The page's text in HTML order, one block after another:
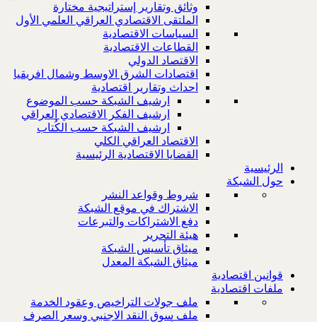
وثائق وتقارير إستراتيجية مختارة
الملتقى الاقتصادي العراقي العلمي الأول
السياسات الاقتصادية
القطاعات الاقتصادية
الاقتصاد الدولي
اقتصادات الشرق الاوسط وشمال افريقيا
احداث وتقارير اقتصادية
ارشيف الشبكة حسب الموضوع
ارشيف الفكر الاقتصادي العراقي
ارشيف الشبكة حسب الكُتاب
الاقتصاد العراقي الكلي
القضايا الاقتصادية الرئيسية
الرئيسية
حول الشبكة
شروط وقواعد النشر
الاشتراك في موقع الشبكة
دفع الاشتراكات والتبرعات
هيئة التحرير
ميثاق تأسيس الشبكة
ميثاق الشبكة المعدل
قوانين اقتصادية
ملفات اقتصادية
ملف جولات التراخيص وعقود الخدمة
ملف سوق النقد الاجنبي وسعر الصرف